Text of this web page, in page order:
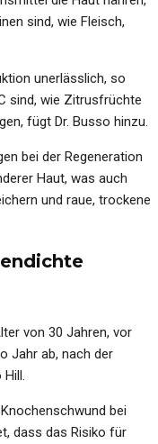
sind, wie Fleisch,
unerlässlich, so
sind, wie Zitrusfrüchte
fügt Dr. Busso hinzu.
bei der Regeneration
Haut, was auch
und raue, trockene
von 30 Jahren, vor
Jahr ab, nach der
bei
dass das Risiko für